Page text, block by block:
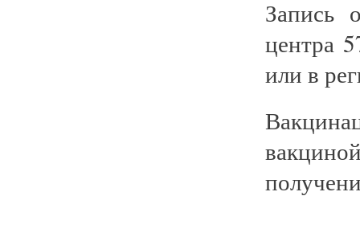
Запись
центра
или в